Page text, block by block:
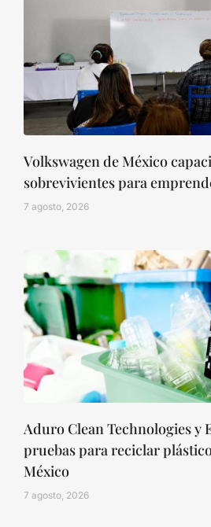
Volkswagen de México
sobrevivientes para
7 agosto, 2026
Aduro Clean Technologies y
pruebas para reciclar
México
7 agosto, 2026